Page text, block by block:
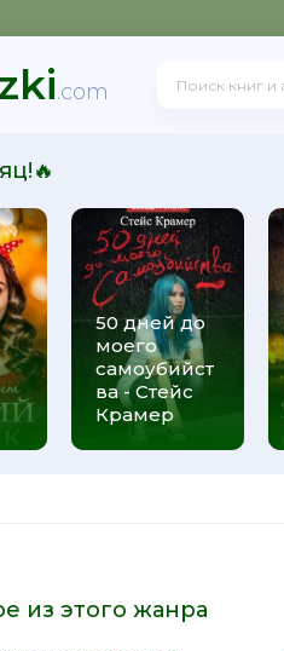
.com
50 дней до
моего
самоубийст
ва - Стейс
Крамер
из этого жанра